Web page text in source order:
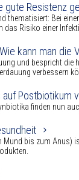
Resistenz
thematisiert: Bei
Risiko einer
kann man
und bespricht
verbessern
Postbiotikum
finden nun
bis zum Anus)